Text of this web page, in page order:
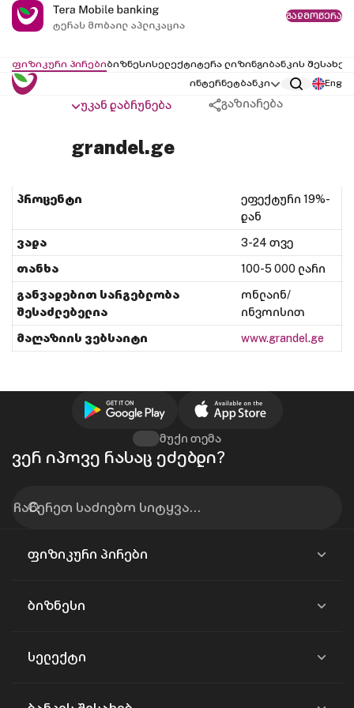
გადმოწერა
ფიზიკური პირებიბიზნესისელექტიტერა ლიზინგიბანკის შესახებ
ინტერნეტბანკი
Eng
უკან დაბრუნება გაზიარება
grandel.ge
პროცენტი
ეფექტური 19%-
დან
ვადა 3-24 თვე
თანხა 100-5 000 ლარი
განვადებით სარგებლობა
შესაძლებელია
ონლაინ/
ინვოისით
მაღაზიის ვებსაიტი www.grandel.ge
ვერ იპოვე რასაც ეძებდი?
მუქი თემა
ფიზიკური პირები
ბიზნესი
სელექტი